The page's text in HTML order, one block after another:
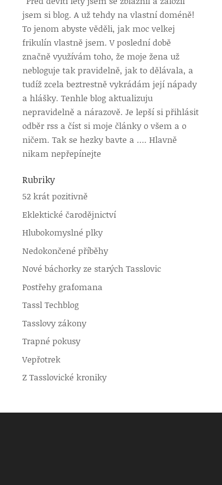
jsem si blog. A už tehdy na vlastní doméně!
To jenom abyste věděli, jak moc velkej
frikulín vlastně jsem. V poslední době
značně využívám toho, že moje žena už
nebloguje tak pravidelně, jak to dělávala, a
tudíž zcela beztrestně vykrádám její nápady
a hlášky. Tenhle blog aktualizuju
nepravidelně a nárazově. Je lepší si přihlásit
odběr rss a číst si moje články o všem a o
ničem. Tak se hezky bavte a …. Hlavně
nikam nepřepínejte
Rubriky
52 krát pozitivně
Eklektické čarodějnictví
Hlubokomyslné plky
Nedokončené příběhy
Nové báchorky ze starých Tasslovic
Postřehy grafomana
Tassl Techblog
Tasslovy zákony
Trapné pokusy
Vepřotrek
Z Tasslovické kroniky